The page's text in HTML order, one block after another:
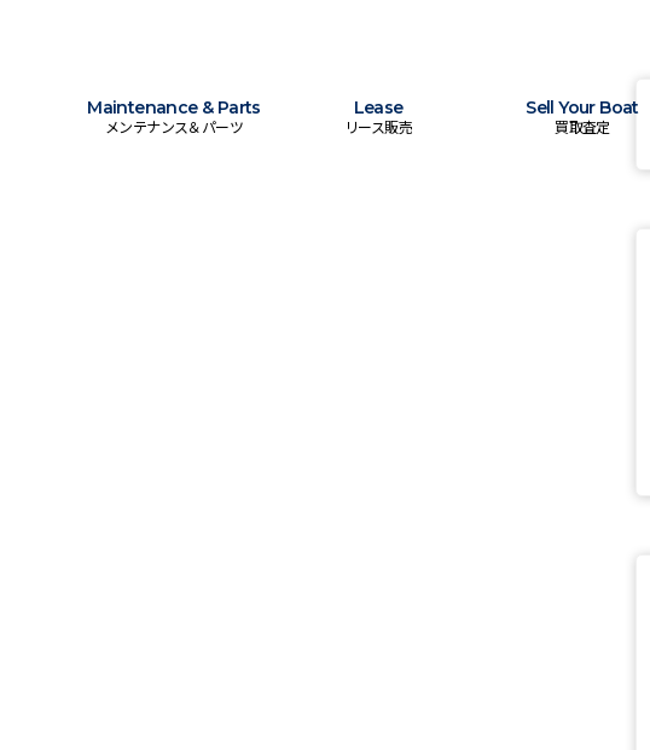
Maintenance & Parts
メンテナンス＆パーツ
Lease
リース販売
Sell Your Boat
買取査定